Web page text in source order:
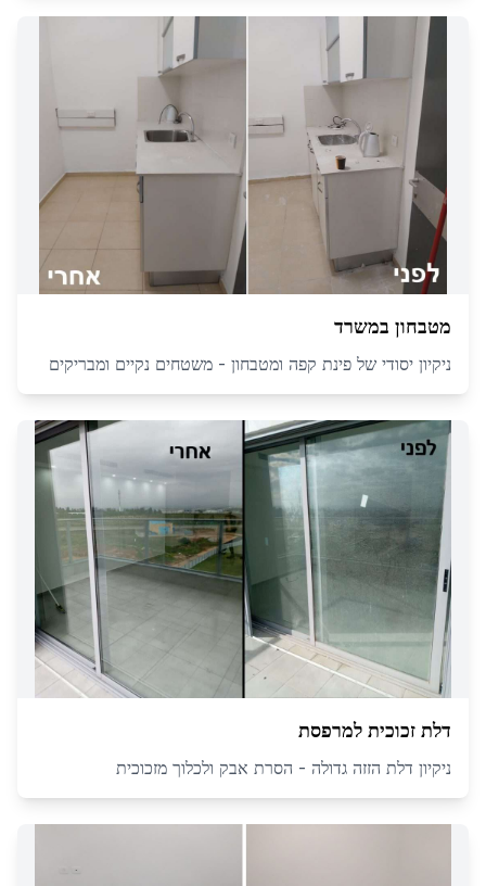
מטבחון במשרד
ניקיון יסודי של פינת קפה ומטבחון - משטחים נקיים ומבריקים
דלת זכוכית למרפסת
ניקיון דלת הזזה גדולה - הסרת אבק ולכלוך מזכוכית